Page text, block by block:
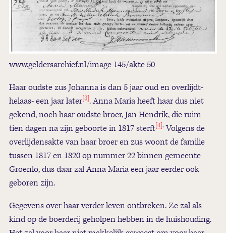
www.geldersarchief.nl/image 145/akte 50
Haar oudste zus Johanna is dan 5 jaar oud en overlijdt-
helaas- een jaar later[3]. Anna Maria heeft haar dus niet
gekend, noch haar oudste broer, Jan Hendrik, die ruim
tien dagen na zijn geboorte in 1817 sterft[4]. Volgens de
overlijdensakte van haar broer en zus woont de familie
tussen 1817 en 1820 op nummer 22 binnen gemeente
Groenlo, dus daar zal Anna Maria een jaar eerder ook
geboren zijn.
Gegevens over haar verder leven ontbreken. Ze zal als
kind op de boerderij geholpen hebben in de huishouding.